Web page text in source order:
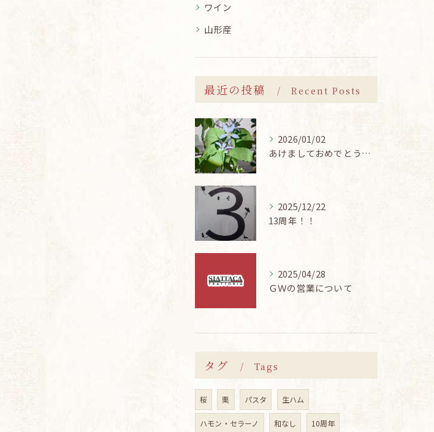
ワイン
山形産
最近の投稿 Recent Posts
2026/01/02
あけましておめでとうございます
2025/12/22
13周年！！
2025/04/28
ＧＷの営業について
タグ Tags
桜 栗 パスタ 生ハム
ハモン・セラーノ 和なし 10周年